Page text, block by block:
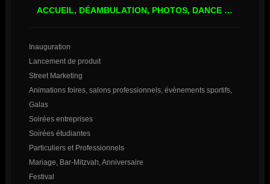
ACCUEIL, DÉAMBULATION, PHOTOS, DANCE …
Inauguration
Lancement de produit
Street Marketing
Animations foires, salons professionnels, évènements sportifs,
Galas
Soirées entreprises
Soirées étudiantes
Particuliers et Professionnels
Mariage, Bar-Mitzvah, Anniversaire
Festival